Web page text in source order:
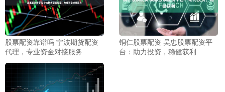
股票配资靠谱吗 宁波期货配资
代理，专业资金对接服务
铜仁股票配资 吴忠股票配资平
台：助力投资，稳健获利